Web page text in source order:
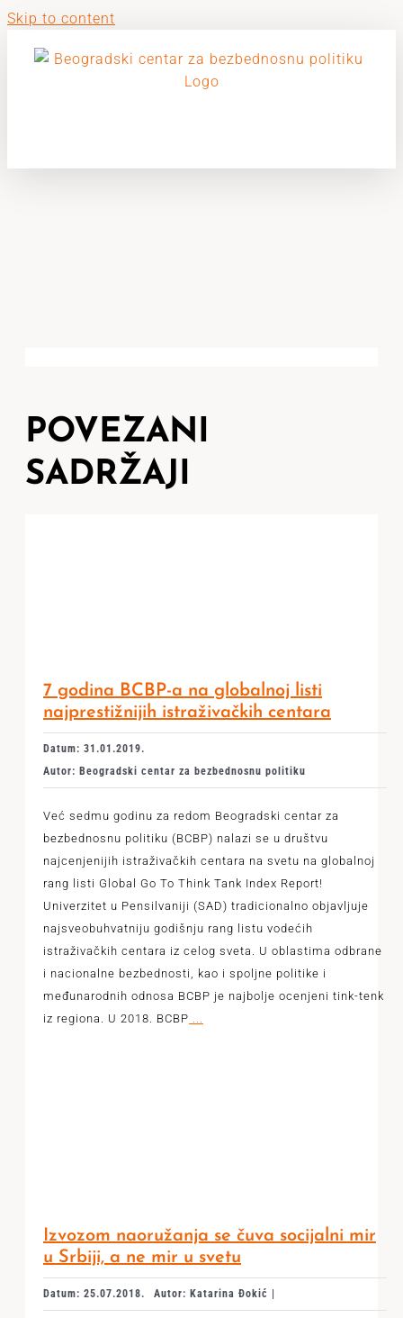
Skip to content
POVEZANI
SADRŽAJI
7 godina BCBP-a na globalnoj listi
najprestižnijih istraživačkih centara
Datum: 31.01.2019.
Autor: Beogradski centar za bezbednosnu politiku
Već sedmu godinu za redom Beogradski centar za
bezbednosnu politiku (BCBP) nalazi se u društvu
najcenjenijih istraživačkih centara na svetu na globalnoj
rang listi Global Go To Think Tank Index Report!
Univerzitet u Pensilvaniji (SAD) tradicionalno objavljuje
najsveobuhvatniju godišnju rang listu vodećih
istraživačkih centara iz celog sveta. U oblastima odbrane
i nacionalne bezbednosti, kao i spoljne politike i
međunarodnih odnosa BCBP je najbolje ocenjeni tink-tenk
iz regiona. U 2018. BCBP ...
Izvozom naoružanja se čuva socijalni mir
u Srbiji, a ne mir u svetu
Datum: 25.07.2018. Autor: Katarina Đokić |